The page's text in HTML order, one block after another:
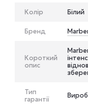
Колір Білий
Бренд
Короткий
опис
Тип
гарантії